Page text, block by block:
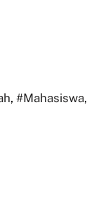
, #Mahasiswa,